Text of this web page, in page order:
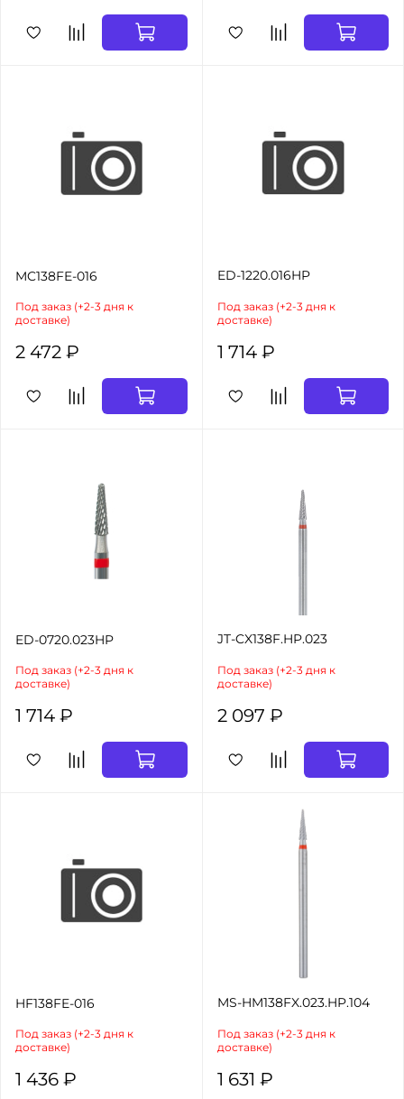
MC138FE-016
Под заказ (+2-3 дня к
доставке)
2 472 ₽
ED-1220.016HP
Под заказ (+2-3 дня к
доставке)
1 714 ₽
ED-0720.023HP
Под заказ (+2-3 дня к
доставке)
1 714 ₽
JT-CX138F.HP.023
Под заказ (+2-3 дня к
доставке)
2 097 ₽
HF138FE-016
Под заказ (+2-3 дня к
доставке)
1 436 ₽
MS-HM138FX.023.HP.104
Под заказ (+2-3 дня к
доставке)
1 631 ₽